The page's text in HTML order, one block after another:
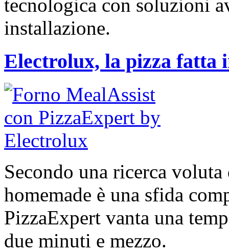
tecnologica con soluzioni
installazione.
Electrolux, la pizza fatta
Secondo una ricerca
homemade è una sfida
PizzaExpert vanta una
due minuti e mezzo.